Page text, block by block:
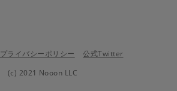
プライバシーポリシー
公式Twitter
(c) 2021 Nooon LLC